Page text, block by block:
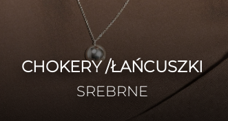
CHOKERY /ŁAŃCUSZKI
SREBRNE